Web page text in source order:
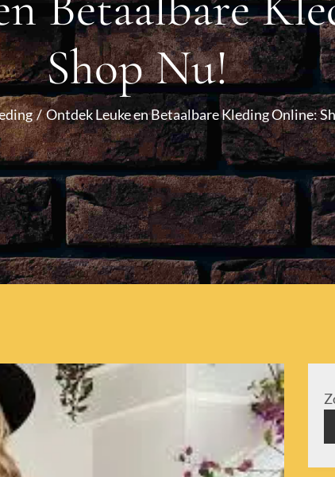
Shop Nu!
Ontdek Leuke en Betaalbare Kleding Online: